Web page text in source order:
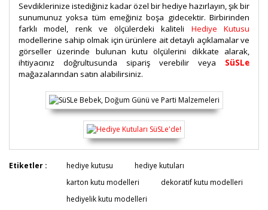
Sevdiklerinize istediğiniz kadar özel bir hediye hazırlayın, şık bir
sunumunuz yoksa tüm emeğiniz boşa gidecektir. Birbirinden
farklı model, renk ve ölçülerdeki kaliteli Hediye Kutusu
modellerine sahip olmak için ürünlere ait detaylı açıklamalar ve
görseller üzerinde bulunan kutu ölçülerini dikkate alarak,
ihtiyacınız doğrultusunda sipariş verebilir veya SüSLe
mağazalarından satın alabilirsiniz.
Bu ürüne ilk yorumu siz yapın!
Bu ürünün fiyat bilgisi, resim, ürün açıklamalarında ve
formunu kullanarak tarafımıza iletebilirsiniz.
Görüş ve önerileriniz için teşekkür ederiz.
Etiketler : hediye kutusu
hediye kutuları
karton kutu modelleri
dekoratif kutu modelleri
hediyelik kutu modelleri